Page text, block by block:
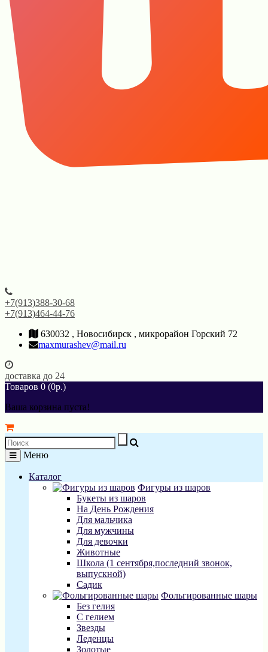
+7(913)388-30-68
+7(913)464-44-76
630032 , Новосибирск , микрорайон Горский 72
maxmurashev@mail.ru
доставка до 24
Товаров 0 (0р.)
Ваша корзина пуста!
Меню
Каталог
Фигуры из шаров
Букеты из шаров
На День Рождения
Для мальчика
Для мужчины
Для девочки
Животные
Школа (1 сентября,последний звонок,
выпускной)
Садик
Фольгированные шары
Без гелия
С гелием
Звезды
Леденцы
Золотые